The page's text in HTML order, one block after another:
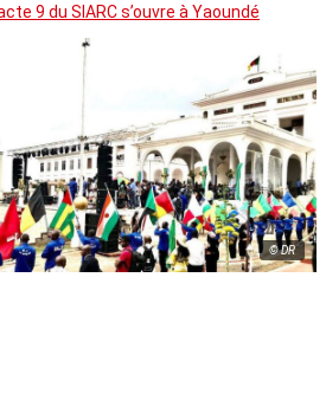
9 du SIARC s’ouvre à Yaoundé
© DR